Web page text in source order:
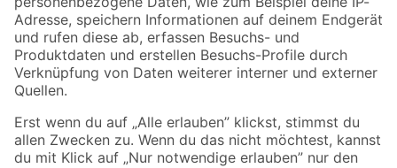
Zahlungsarten Versandarten
Sicher einkaufen
Jetzt die toom-App herunterladen